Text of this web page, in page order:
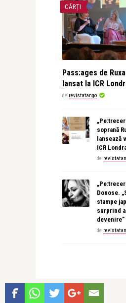
CĂRȚI
Pass:ages de
lansat la ICR
de revistatango
soprană
lansează
ICR
de
Donose.
stampe
surprind
devenire”
de